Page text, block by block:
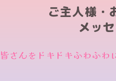
ご主人様・
メッ
皆さんをドキドキふわふ